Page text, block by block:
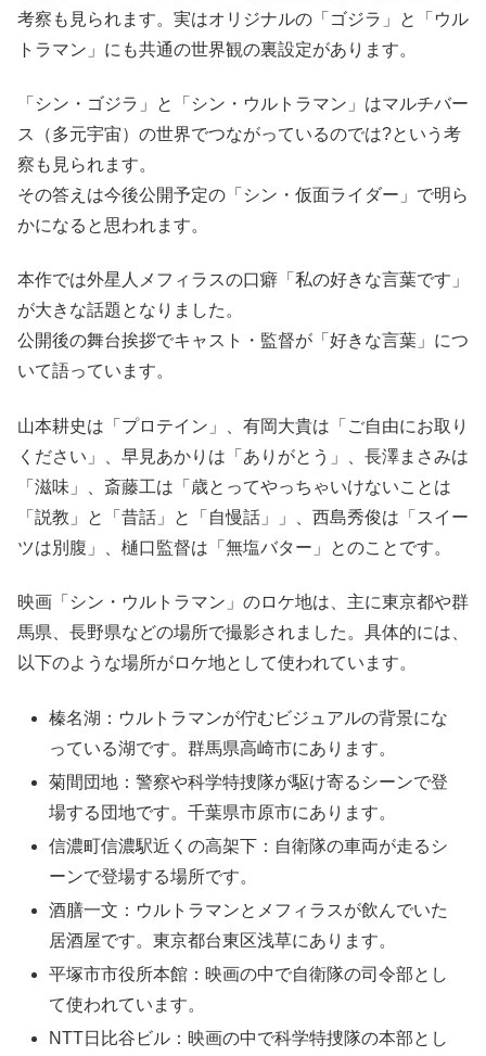
考察も見られます。実はオリジナルの「ゴジラ」と「ウル
トラマン」にも共通の世界観の裏設定があります。
「シン・ゴジラ」と「シン・ウルトラマン」はマルチバー
ス（多元宇宙）の世界でつながっているのでは?という考
察も見られます。
その答えは今後公開予定の「シン・仮面ライダー」で明ら
かになると思われます。
本作では外星人メフィラスの口癖「私の好きな言葉です」
が大きな話題となりました。
公開後の舞台挨拶でキャスト・監督が「好きな言葉」につ
いて語っています。
山本耕史は「プロテイン」、有岡大貴は「ご自由にお取り
ください」、早見あかりは「ありがとう」、長澤まさみは
「滋味」、斎藤工は「歳とってやっちゃいけないことは
「説教」と「昔話」と「自慢話」」、西島秀俊は「スイー
ツは別腹」、樋口監督は「無塩バター」とのことです。
映画「シン・ウルトラマン」のロケ地は、主に東京都や群
馬県、長野県などの場所で撮影されました。具体的には、
以下のような場所がロケ地として使われています。
榛名湖：ウルトラマンが佇むビジュアルの背景にな
っている湖です。群馬県高崎市にあります。
菊間団地：警察や科学特捜隊が駆け寄るシーンで登
場する団地です。千葉県市原市にあります。
信濃町信濃駅近くの高架下：自衛隊の車両が走るシ
ーンで登場する場所です。
酒膳一文：ウルトラマンとメフィラスが飲んでいた
居酒屋です。東京都台東区浅草にあります。
平塚市市役所本館：映画の中で自衛隊の司令部とし
て使われています。
NTT日比谷ビル：映画の中で科学特捜隊の本部とし